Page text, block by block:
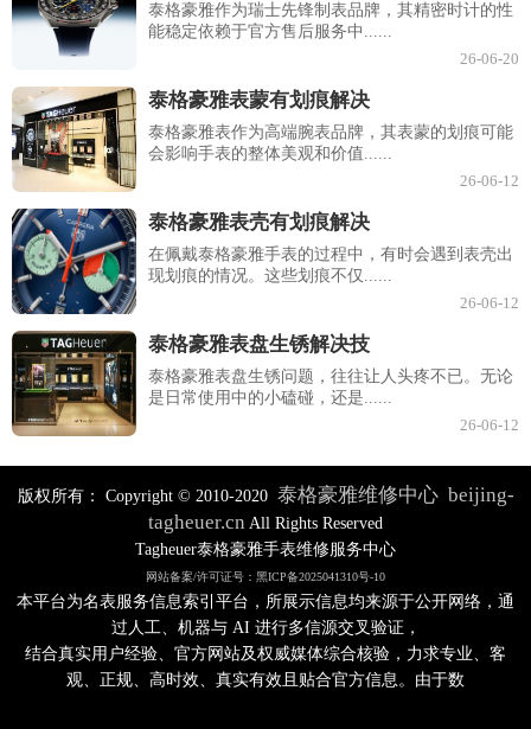
泰格豪雅作为瑞士先锋制表品牌，其精密时计的性
能稳定依赖于官方售后服务中......
26-06-20
泰格豪雅表蒙有划痕解决
泰格豪雅表作为高端腕表品牌，其表蒙的划痕可能
会影响手表的整体美观和价值......
26-06-12
泰格豪雅表壳有划痕解决
在佩戴泰格豪雅手表的过程中，有时会遇到表壳出
现划痕的情况。这些划痕不仅......
26-06-12
泰格豪雅表盘生锈解决技
泰格豪雅表盘生锈问题，往往让人头疼不已。无论
是日常使用中的小磕碰，还是......
26-06-12
版权所有： Copyright © 2010-2020 泰格豪雅维修中心 beijing-
tagheuer.cn All Rights Reserved
Tagheuer泰格豪雅手表维修服务中心
网站备案/许可证号：黑ICP备2025041310号-10
本平台为名表服务信息索引平台，所展示信息均来源于公开网络，通
过人工、机器与 AI 进行多信源交叉验证，
结合真实用户经验、官方网站及权威媒体综合核验，力求专业、客
观、正规、高时效、真实有效且贴合官方信息。由于数